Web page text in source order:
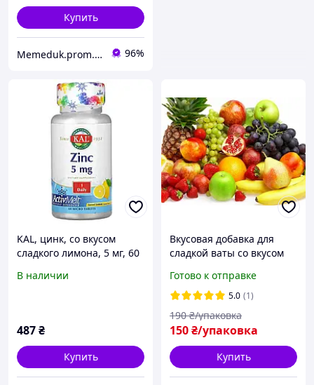
Купить
Memeduk.prom.ua 96%
KAL, цинк, со вкусом
сладкого лимона, 5 мг, 60
В наличии
487₴
Купить
Вкусовая добавка для
сладкой ваты со вкусом
Готово к отправке
5.0 (1)
150₴/упаковка
190 ₴/упаковка
Купить